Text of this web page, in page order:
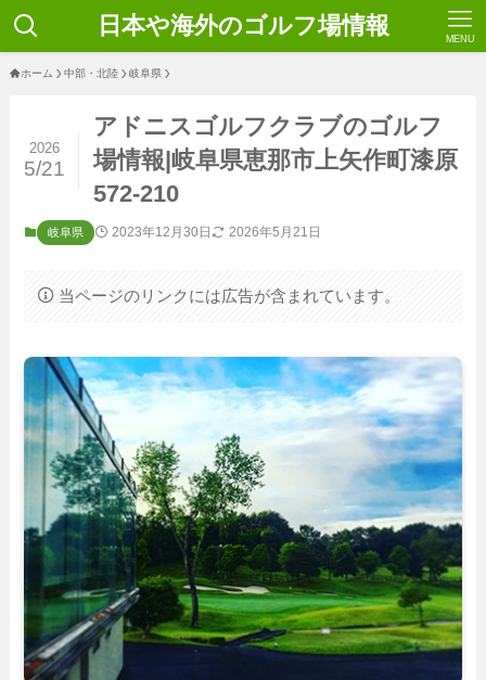
日本や海外のゴルフ場情報 MENU
ホーム 中部・北陸 岐阜県
アドニスゴルフクラブのゴルフ
場情報|岐阜県恵那市上矢作町漆原
572-210
2026
5/21
岐阜県 2023年12月30日 2026年5月21日
当ページのリンクには広告が含まれています。